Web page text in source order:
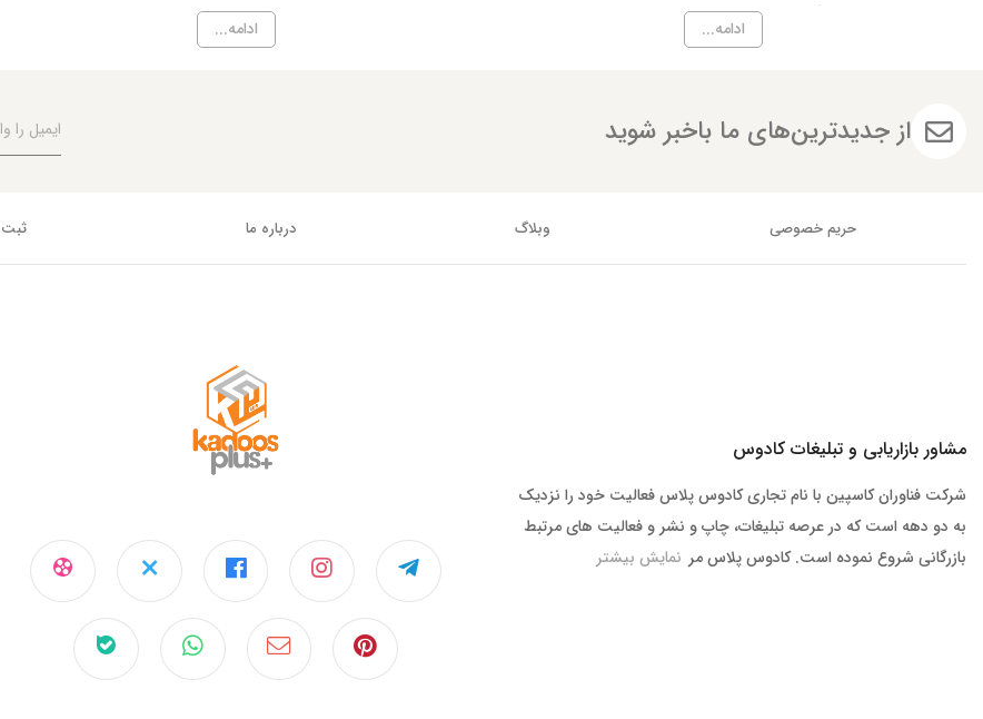
تبلیغات انجام داد، اما گاهی یک بج سینه اختصاصی می‌تواند همان
جزئیاتی باشد که برند شما را در ذهن مخاطب ماندگار می‌کند.
ادامه...
هرکدام از این محصولات معنا و کاربرد متفاوتی دارند.در ادامه به تعریف
ادامه...
از جدیدترین‌های ما باخبر شوید
حریم خصوصی وبلاگ درباره ما
مشاور بازاریابی و تبلیغات کادوس
شرکت فناوران کاسپین با نام تجاری کادوس پلاس فعالیت خود را نزدیک
به دو دهه است که در عرصه تبلیغات، چاپ و نشر و فعالیت های مرتبط
بازرگانی شروع نموده است. کادوس پلاس مر نمایش بیشتر